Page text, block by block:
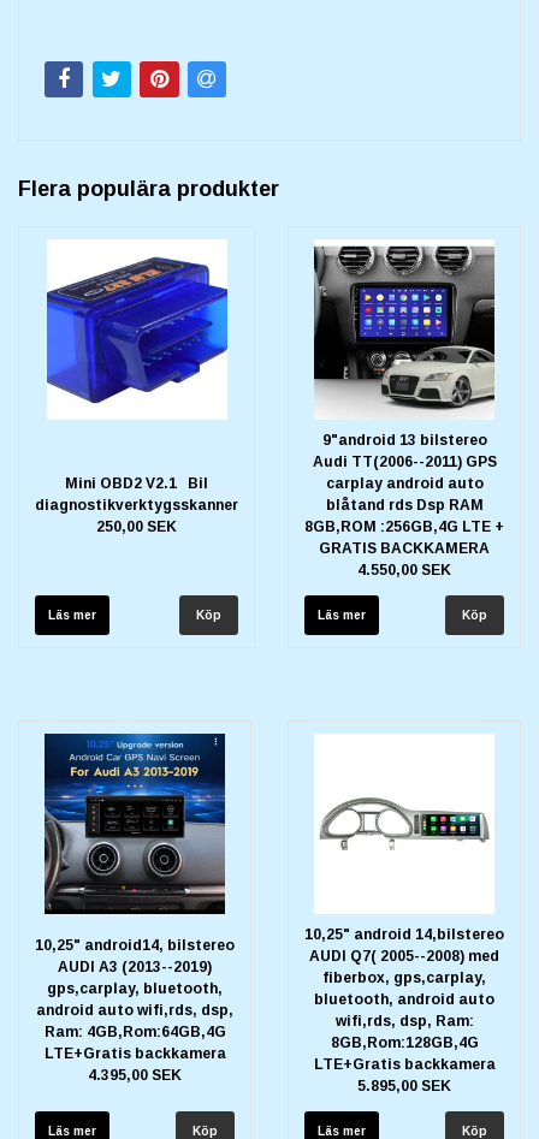
Flera populära produkter
Mini OBD2 V2.1 Bil
diagnostikverktygsskanner
250,00 SEK
Läs mer
9"android 13 bilstereo
Audi TT(2006--2011) GPS
carplay android auto
blåtand rds Dsp RAM
8GB,ROM :256GB,4G LTE +
GRATIS BACKKAMERA
4.550,00 SEK
Läs mer
10,25" android14, bilstereo
AUDI A3 (2013--2019)
gps,carplay, bluetooth,
android auto wifi,rds, dsp,
Ram: 4GB,Rom:64GB,4G
LTE+Gratis backkamera
4.395,00 SEK
Läs mer
10,25" android 14,bilstereo
AUDI Q7( 2005--2008) med
fiberbox, gps,carplay,
bluetooth, android auto
wifi,rds, dsp, Ram:
8GB,Rom:128GB,4G
LTE+Gratis backkamera
5.895,00 SEK
Läs mer